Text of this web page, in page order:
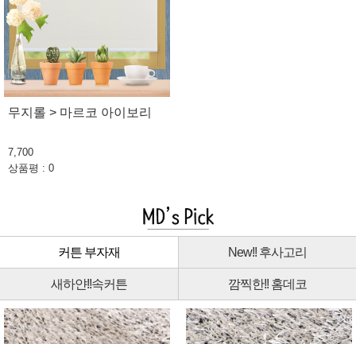
무지롤 > 마르코 아이보리
7,700
상품평 : 0
커튼 부자재 New!! 후사고리
새하얀!!속커튼 깜찍한!! 홈데코